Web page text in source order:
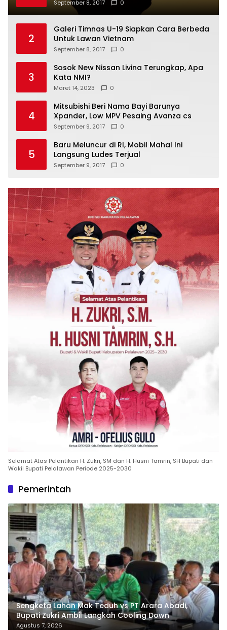
September 8, 2017 0
2
Galeri Timnas U-19 Siapkan Cara Berbeda
Untuk Lawan Vietnam
September 8, 2017 0
3
Sosok New Nissan Livina Terungkap, Apa
Kata NMI?
Maret 14, 2023 0
4
Mitsubishi Beri Nama Bayi Barunya
Xpander, Low MPV Pesaing Avanza cs
September 9, 2017 0
5
Baru Meluncur di RI, Mobil Mahal Ini
Langsung Ludes Terjual
September 9, 2017 0
Selamat Atas Pelantikan H. Zukri, SM dan H. Husni Tamrin, SH Bupati dan
Wakil Bupati Pelalawan Periode 2025-2030
Pemerintah
Sengketa Lahan Mak Teduh vs PT Arara Abadi,
Bupati Zukri Ambil Langkah Cooling Down
Agustus 7, 2026